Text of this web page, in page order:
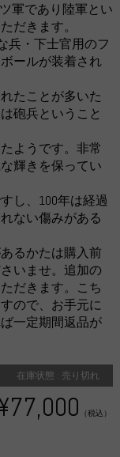
軍であり陸軍とい
だきます。
兵・下士官用のフ
ールが装着され
たことが多いた
砲兵ということ
ようです。非常
輝きを保ってい
し、100年は経過
ない傷みがある
るかたは購入前
いませ。追加の
だきます。こち
ので、お手元に
一定期間返品が
在庫状態 : 売り切れ
（税込）